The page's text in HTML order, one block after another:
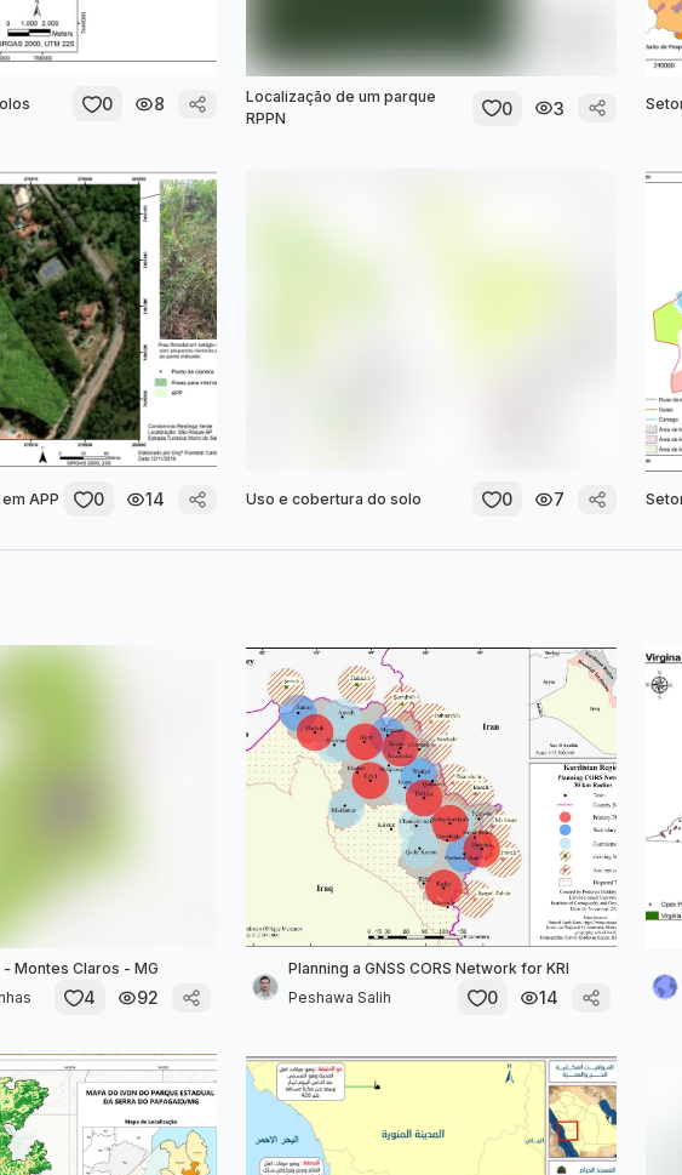
0 8
Localização de um parque
RPPN
0 3
APP 0 14 Uso e cobertura do solo 0 7
Montes Claros - MG
4 92
Planning a GNSS CORS Network for KRI
Peshawa Salih
0 14